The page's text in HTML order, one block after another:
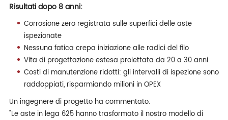
Risultati dopo 8 anni:
Corrosione zero registrata sulle superfici delle aste
ispezionate
Nessuna fatica crepa iniziazione alle radici del filo
Vita di progettazione estesa proiettata da 20 a 30 anni
Costi di manutenzione ridotti: gli intervalli di ispezione sono
raddoppiati, risparmiando milioni in OPEX
Un ingegnere di progetto ha commentato:
"Le aste in lega 625 hanno trasformato il nostro modello di